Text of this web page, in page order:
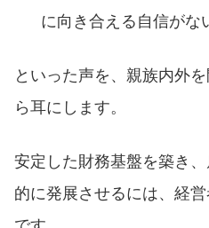
に向き合える自信がな
といった声を、親族内外
ら耳にします。
安定した財務基盤を築き
的に発展させるには、経